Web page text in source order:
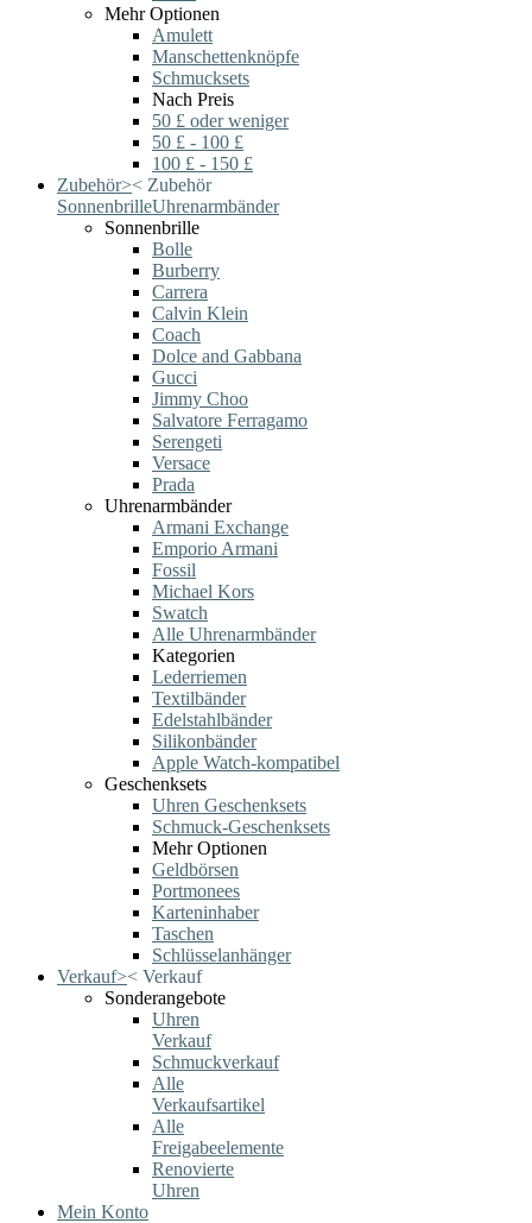
Mehr Optionen
Amulett
Manschettenknöpfe
Schmucksets
Nach Preis
50 £ oder weniger
50 £ - 100 £
100 £ - 150 £
Zubehör>< Zubehör
SonnenbrilleUhrenarmbänder
Sonnenbrille
Bolle
Burberry
Carrera
Calvin Klein
Coach
Dolce and Gabbana
Gucci
Jimmy Choo
Salvatore Ferragamo
Serengeti
Versace
Prada
Uhrenarmbänder
Armani Exchange
Emporio Armani
Fossil
Michael Kors
Swatch
Alle Uhrenarmbänder
Kategorien
Lederriemen
Textilbänder
Edelstahlbänder
Silikonbänder
Apple Watch-kompatibel
Geschenksets
Uhren Geschenksets
Schmuck-Geschenksets
Mehr Optionen
Geldbörsen
Portmonees
Karteninhaber
Taschen
Schlüsselanhänger
Verkauf>< Verkauf
Sonderangebote
Uhren
Verkauf
Schmuckverkauf
Alle
Verkaufsartikel
Alle
Freigabeelemente
Renovierte
Uhren
Mein Konto